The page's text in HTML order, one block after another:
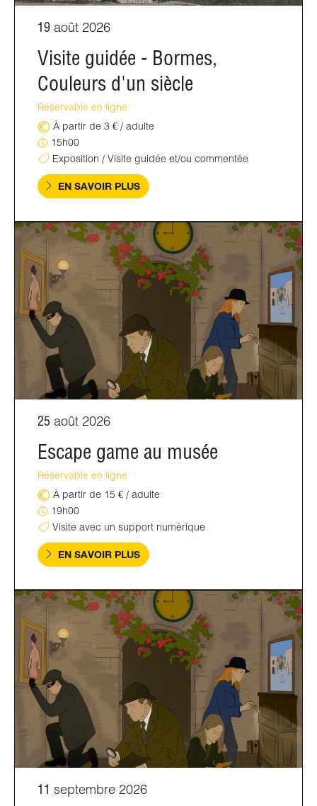
19 août 2026
Visite guidée - Bormes,
Couleurs d'un siècle
Réservable en ligne
À partir de 3 € / adulte
15h00
Exposition / Visite guidée et/ou commentée
EN SAVOIR PLUS
25 août 2026
Escape game au musée
Réservable en ligne
À partir de 15 € / adulte
19h00
Visite avec un support numérique
EN SAVOIR PLUS
11 septembre 2026